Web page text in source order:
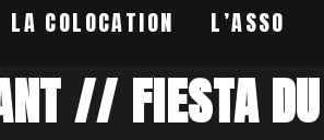
LA COLOCATION L’ASSO
// FIESTA